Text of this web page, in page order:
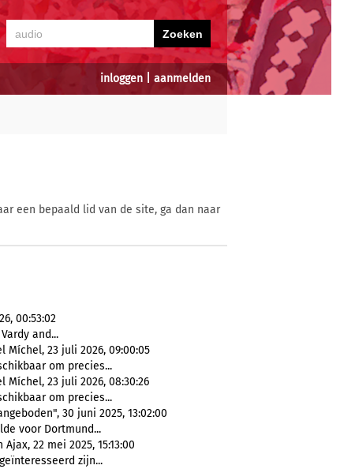
inloggen aanmelden
een bepaald lid van de site, ga dan naar
00:53:02
and...
Míchel, 23 juli 2026, 09:00:05
om precies...
Míchel, 23 juli 2026, 08:30:26
om precies...
30 juni 2025, 13:02:00
voor Dortmund...
22 mei 2025, 15:13:00
zijn...